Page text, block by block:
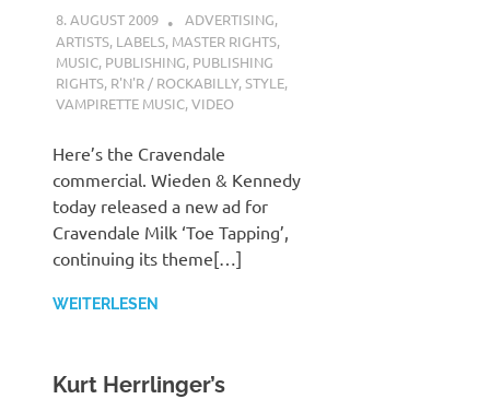
8. AUGUST 2009 STEFANBRAUN
ADVERTISING,
ARTISTS, LABELS, MASTER RIGHTS,
MUSIC, PUBLISHING, PUBLISHING
RIGHTS, R'N'R / ROCKABILLY,STYLE,
VAMPIRETTE MUSIC,VIDEO
Here’s the Cravendale
commercial. Wieden & Kennedy
today released a new ad for
Cravendale Milk ‘Toe Tapping’,
continuing its theme[…]
WEITERLESEN
Kurt Herrlinger’s